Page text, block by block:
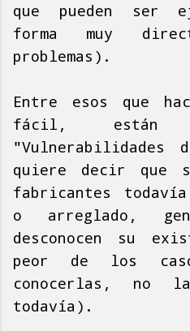
que pueden ser
forma muy
problemas).
Entre esos que
fácil, están
"Vulnerabilidades
quiere decir que
fabricantes todavía
o arreglado,
desconocen su
peor de los
conocerlas, no
todavía).